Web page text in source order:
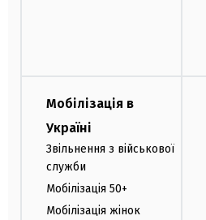
Мобілізація в
Україні
Звільнення з військової
служби
Мобілізація 50+
Мобілізація жінок